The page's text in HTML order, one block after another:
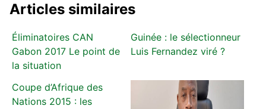
Articles similaires
Éliminatoires CAN
Gabon 2017 Le point de
la situation
Guinée : le sélectionneur
Luis Fernandez viré ?
Coupe d’Afrique des
Nations 2015 : les